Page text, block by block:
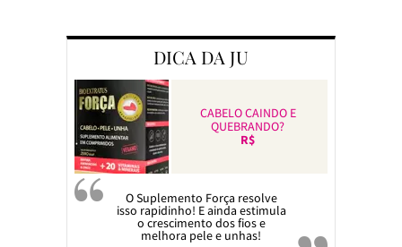
DICA DA JU
CABELO CAINDO E
QUEBRANDO?
R$
O Suplemento Força resolve
isso rapidinho! E ainda estimula
o crescimento dos fios e
melhora pele e unhas!